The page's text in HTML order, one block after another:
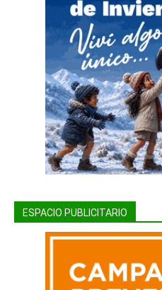
ESPACIO PUBLICITARIO